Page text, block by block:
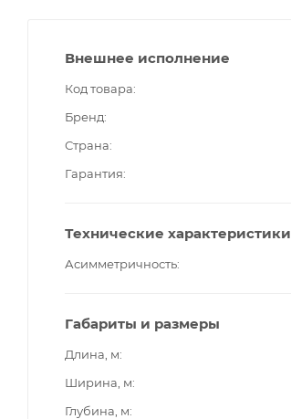
Внешнее исполнение
Код товара
Бренд
Страна
Гарантия
Технические характеристики
Асимметричность
Габариты и размеры
Длина, м
Ширина, м
Глубина, м